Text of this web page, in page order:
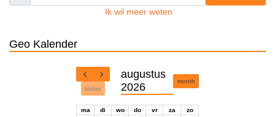
Ik wil meer weten
Geo Kalender
today
augustus
2026
month
ma di wo do vr za
zo